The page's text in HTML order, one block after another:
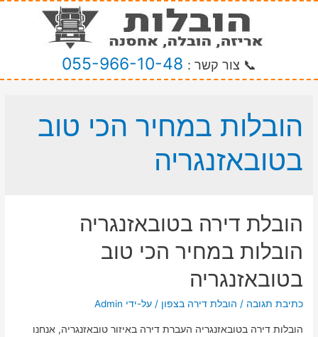
📞 צור קשר : 055-966-10-48
הובלות במחיר הכי טוב
בטובאזנגריה
הובלת דירה בטובאזנגריה
הובלות במחיר הכי טוב
בטובאזנגריה
כתיבת תגובה / הובלת דירה בצפון / על-ידי Admin
הובלות דירה בטובאזנגריה העברת דירה באיזור טובאזנגריה, אנחנו